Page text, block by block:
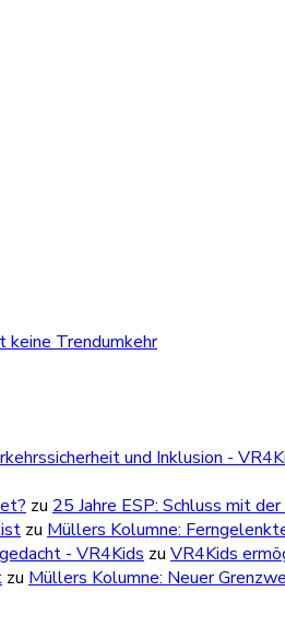
Trendumkehr
und Inklusion -
zu 25 Jahre ESP: Schluss mit
zu Müllers Kolumne:
- VR4Kids zu VR4Kids
zu Müllers Kolumne: Neuer